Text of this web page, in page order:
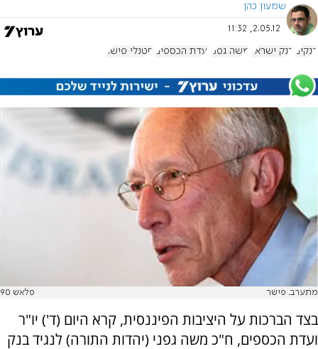
שמעון כהן
2.05.12, 11:32
בנקים בנק ישראל משה גפני ועדת הכספים סטנלי פישר
מתערב. פישר פלאש 90
בצד הברכות על היציבות הפיננסית, קרא היום (ד') יו"ר
ועדת הכספים, ח"כ משה גפני (יהדות התורה) לנגיד בנק